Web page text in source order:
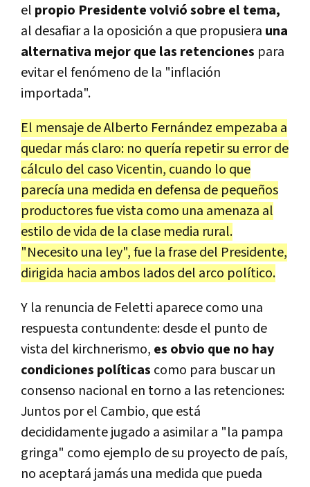
el propio Presidente volvió sobre el tema,
al desafiar a la oposición a que propusiera una
alternativa mejor que las retenciones para
evitar el fenómeno de la "inflación
importada".
El mensaje de Alberto Fernández empezaba a
quedar más claro: no quería repetir su error de
cálculo del caso Vicentin, cuando lo que
parecía una medida en defensa de pequeños
productores fue vista como una amenaza al
estilo de vida de la clase media rural.
"Necesito una ley", fue la frase del Presidente,
dirigida hacia ambos lados del arco político.
Y la renuncia de Feletti aparece como una
respuesta contundente: desde el punto de
vista del kirchnerismo, es obvio que no hay
condiciones políticas como para buscar un
consenso nacional en torno a las retenciones:
Juntos por el Cambio, que está
decididamente jugado a asimilar a "la pampa
gringa" como ejemplo de su proyecto de país,
no aceptará jamás una medida que pueda